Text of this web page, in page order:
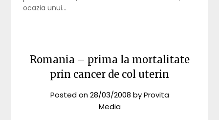
ocazia unui…
Romania – prima la mortalitate
prin cancer de col uterin
Posted on28/03/2008 byProvita
Media